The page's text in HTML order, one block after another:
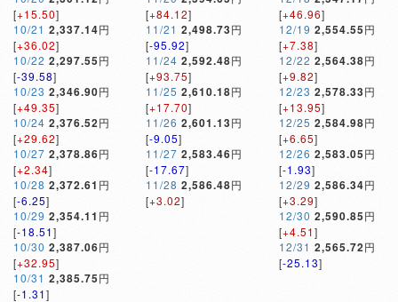
[+15.50]
10/21 2,337.14円
[+36.02]
10/22 2,297.55円
[-39.58]
10/23 2,346.90円
[+49.35]
10/24 2,376.52円
[+29.62]
10/27 2,378.86円
[+2.34]
10/28 2,372.61 円
[-6.25]
10/29 2,354.11 円
[-18.51]
10/30 2,387.06円
[+32.95]
10/31 2,385.75円
[-1.31]
[+84.12]
11/21 2,498.73円
[-95.92]
11/24 2,592.48円
[+93.75]
11/25 2,610.18円
[+17.70]
11/26 2,601.13円
[-9.05]
11/27 2,583.46円
[-17.67]
11/28 2,586.48円
[+3.02]
[+46.96]
12/19 2,554.55円
[+7.38]
12/22 2,564.38円
[+9.82]
12/23 2,578.33円
[+13.95]
12/25 2,584.98円
[+6.65]
12/26 2,583.05円
[-1.93]
12/29 2,586.34円
[+3.29]
12/30 2,590.85円
[+4.51]
12/31 2,565.72円
[-25.13]